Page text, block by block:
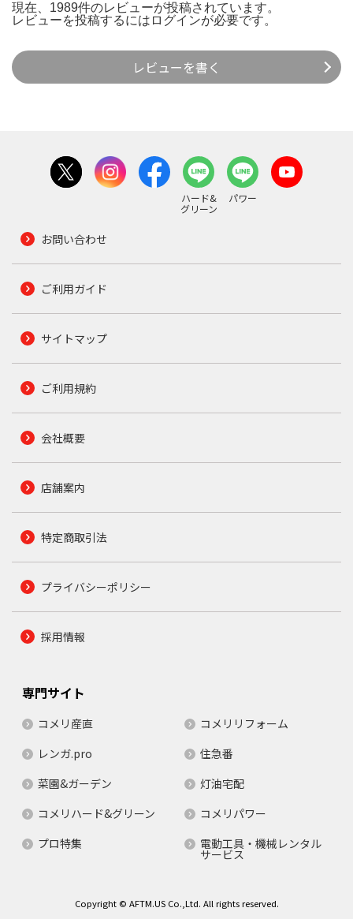
現在、1989件のレビューが投稿されています。
レビューを投稿するには ログインが必要です。
レビューを書く
ハード&
グリーン
パワー
お問い合わせ
ご利用ガイド
サイトマップ
ご利用規約
会社概要
店舗案内
特定商取引法
プライバシーポリシー
採用情報
専門サイト
コメリ産直
コメリリフォーム
レンガ.pro
住急番
菜園&ガーデン
灯油宅配
コメリハード&グリーン
コメリパワー
プロ特集
電動工具・機械レンタル
サービス
Copyright © AFTM.US Co.,Ltd. All rights reserved.